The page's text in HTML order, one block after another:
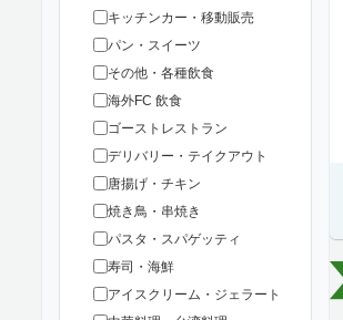
キッチンカー・移動販売
パン・スイーツ
その他・各種飲食
海外FC 飲食
ゴーストレストラン
デリバリー・テイクアウト
唐揚げ・チキン
焼き鳥・串焼き
パスタ・スパゲッティ
寿司・海鮮
アイスクリーム・ジェラート